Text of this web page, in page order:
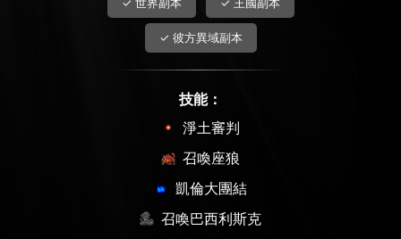
✓ 世界副本 ✓ 王國副本
✓ 彼方異域副本
技能：
淨土審判
召喚座狼
凱倫大團結
召喚巴西利斯克